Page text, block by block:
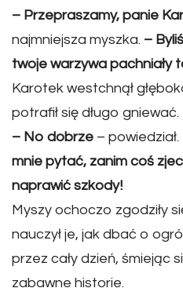
– Przepraszamy, panie
najmniejsza myszka. –
twoje warzywa pachniały
Karotek westchnął
potrafił się długo gniewać.
– No dobrze – powiedział.
mnie pytać, zanim coś
naprawić szkody!
Myszy ochoczo zgodziły
nauczył je, jak dbać o
przez cały dzień, śmiejąc
zabawne historie.